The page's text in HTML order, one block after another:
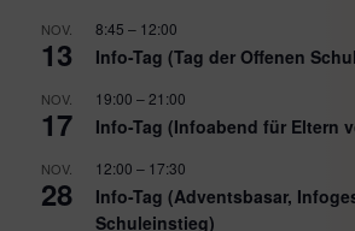
NOV.
13
8:45 – 12:00
Info-Tag (Tag der Offenen
NOV.
17
19:00 – 21:00
Info-Tag (Infoabend für Eltern
NOV.
28
12:00 – 17:30
Info-Tag (Adventsbasar,
Schuleinstieg)